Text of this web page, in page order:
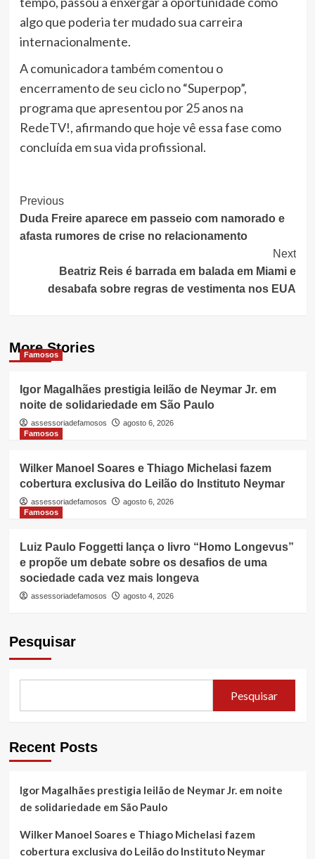
algo que poderia ter mudado sua carreira
internacionalmente.
A comunicadora também comentou o
encerramento de seu ciclo no “Superpop”,
programa que apresentou por 25 anos na
RedeTV!, afirmando que hoje vê essa fase como
concluída em sua vida profissional.
Post
Navigation
Previous
Duda Freire aparece em passeio com namorado e
afasta rumores de crise no relacionamento
Next
Beatriz Reis é barrada em balada em Miami e
desabafa sobre regras de vestimenta nos EUA
More Stories
Famosos
Igor Magalhães prestigia leilão de Neymar Jr. em
noite de solidariedade em São Paulo
assessoriadefamosos
agosto 6, 2026
Famosos
Wilker Manoel Soares e Thiago Michelasi fazem
cobertura exclusiva do Leilão do Instituto Neymar
assessoriadefamosos
agosto 6, 2026
Famosos
Luiz Paulo Foggetti lança o livro “Homo Longevus”
e propõe um debate sobre os desafios de uma
sociedade cada vez mais longeva
assessoriadefamosos agosto 4, 2026
Pesquisar
Pesquisar
Recent Posts
Igor Magalhães prestigia leilão de Neymar Jr. em noite
de solidariedade em São Paulo
Wilker Manoel Soares e Thiago Michelasi fazem
cobertura exclusiva do Leilão do Instituto Neymar